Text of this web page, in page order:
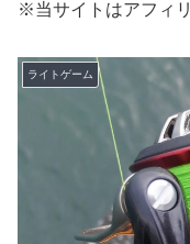
※当サイトはアフィ
ライトゲーム